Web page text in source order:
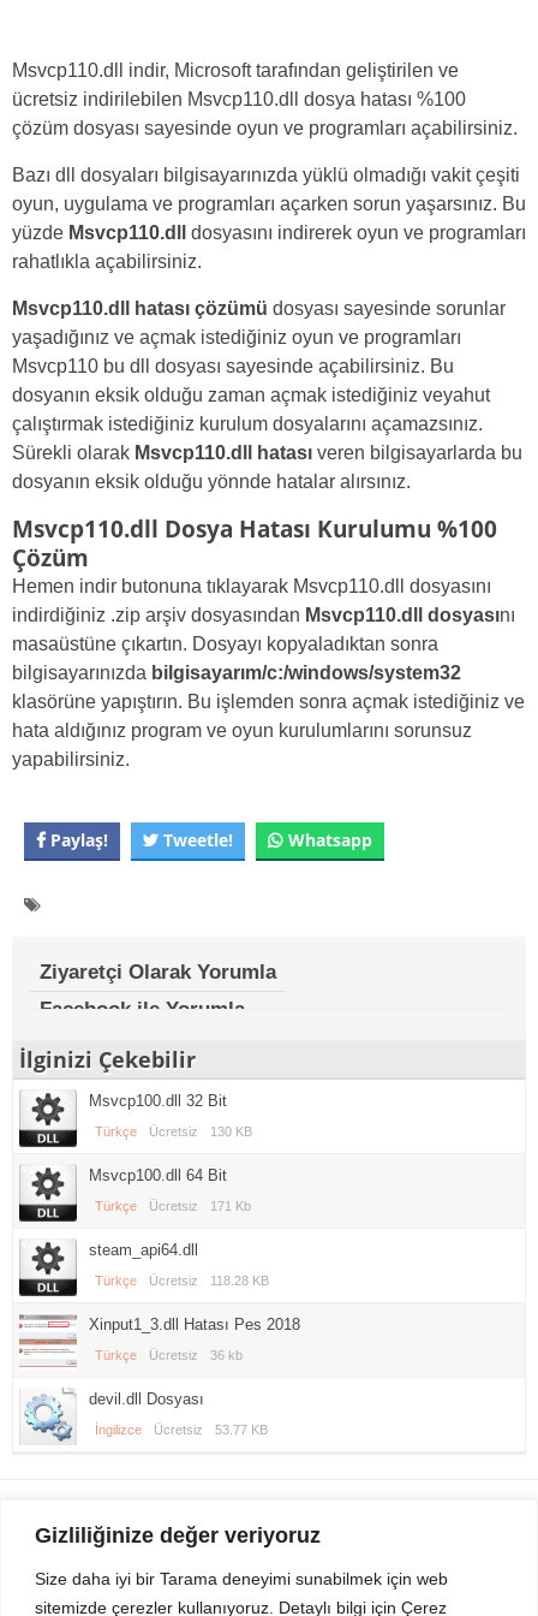
Gizliliğinize değer veriyoruz
Size daha iyi bir Tarama deneyimi sunabilmek için web
sitemizde çerezler kullanıyoruz. Detaylı bilgi için Çerez
Msvcp110.dll indir, Microsoft tarafından geliştirilen ve
ücretsiz indirilebilen Msvcp110.dll dosya hatası %100
çözüm dosyası sayesinde oyun ve programları açabilirsiniz.
Bazı dll dosyaları bilgisayarınızda yüklü olmadığı vakit çeşiti
oyun, uygulama ve programları açarken sorun yaşarsınız. Bu
yüzde Msvcp110.dll
dosyasını indirerek oyun ve programları
rahatlıkla açabilirsiniz.
Msvcp110.dll hatası çözümü dosyası sayesinde sorunlar
yaşadığınız ve açmak istediğiniz oyun ve programları
Msvcp110 bu dll dosyası sayesinde açabilirsiniz. Bu
dosyanın eksik olduğu zaman açmak istediğiniz veyahut
çalıştırmak istediğiniz kurulum dosyalarını açamazsınız.
Sürekli olarak Msvcp110.dll hatası veren bilgisayarlarda bu
dosyanın eksik olduğu yönnde hatalar alırsınız.
Msvcp110.dll Dosya Hatası Kurulumu %100
Çözüm
Hemen indir butonuna tıklayarak Msvcp110.dll dosyasını
indirdiğiniz .zip arşiv dosyasından Msvcp110.dll dosyasını
masaüstüne çıkartın. Dosyayı kopyaladıktan sonra
bilgisayarınızda bilgisayarım/c:/windows/system32
klasörüne yapıştırın. Bu işlemden sonra açmak istediğiniz ve
hata aldığınız program ve oyun kurulumlarını sorunsuz
yapabilirsiniz.
Paylaş! Tweetle! Whatsapp
Ziyaretçi Olarak Yorumla
Facebook ile Yorumla
İlginizi Çekebilir
Msvcp100.dll 32 Bit
Türkçe Ücretsiz 130 KB
Msvcp100.dll 64 Bit
Türkçe Ücretsiz 171 Kb
steam_api64.dll
Türkçe Ücretsiz 118.28 KB
Xinput1_3.dll Hatası Pes 2018
Türkçe Ücretsiz 36 kb
devil.dll Dosyası
İngilizce Ücretsiz 53.77 KB
Gezi Seyahat indirvip apk
Sitemizden Son sürüm Program, Android Uygulama, Android Oyun, Apk